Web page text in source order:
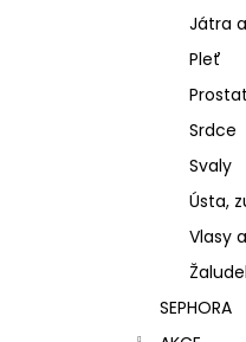
Játra
Pleť
Srdce
Svaly
Ústa,
Vlasy
SEPHORA